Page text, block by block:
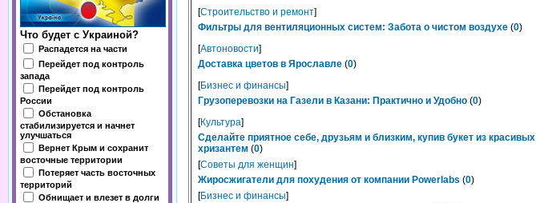
Что будет с Украиной?
Распадется на части
Перейдет под контроль
запада
Перейдет под контроль
России
Обстановка
стабилизируется и начнет
улучшаться
Вернет Крым и сохранит
восточные территории
Потеряет часть восточных
территорий
Обнищает и влезет в долги
[Строительство и ремонт]
Фильтры для вентиляционных систем: Забота о чистом воздухе (0)
[Автоновости]
Доставка цветов в Ярославле (0)
[Бизнес и финансы]
Грузоперевозки на Газели в Казани: Практично и Удобно (0)
[Культура]
Сделайте приятное себе, друзьям и близким, купив букет из красивых
хризантем (0)
[Советы для женщин]
Жиросжигатели для похудения от компании Powerlabs (0)
[Бизнес и финансы]